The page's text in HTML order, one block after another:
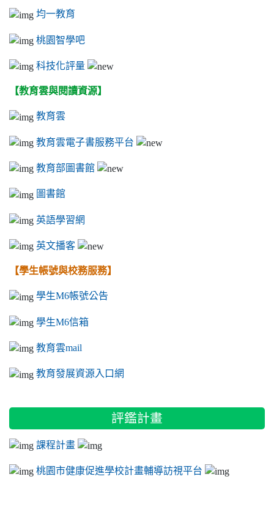
均一教育
桃園智學吧
科技化評量
【教育雲與閱讀資源】
教育雲
教育雲電子書服務平台
教育部圖書館
圖書館
英語學習網
英文播客
【學生帳號與校務服務】
學生M6帳號公告
學生M6信箱
教育雲mail
教育發展資源入口網
評鑑計畫
課程計畫
桃園市健康促進學校計畫輔導訪視平台